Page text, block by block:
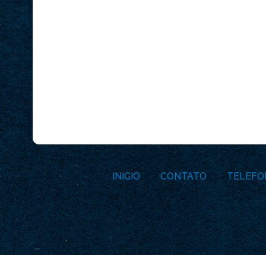
INICIO CONTATO